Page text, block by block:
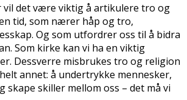
vil det være viktig å artikulere tro og
tid, som nærer håp og tro,
Og som utfordrer oss til å bidra
Som kirke kan vi ha en viktig
Dessverre misbrukes tro og religion
annet: å undertrykke mennesker,
skape skiller mellom oss – det må vi